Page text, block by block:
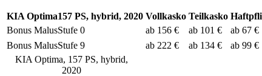
KIA Optima157 PS, hybrid, 2020 Vollkasko Teilkasko
Bonus MalusStufe 0 ab 156 € ab 101 € ab 67 €
Bonus MalusStufe 9 ab 222 € ab 134 € ab 99 €
KIA Optima, 157PS, hybrid,
2020